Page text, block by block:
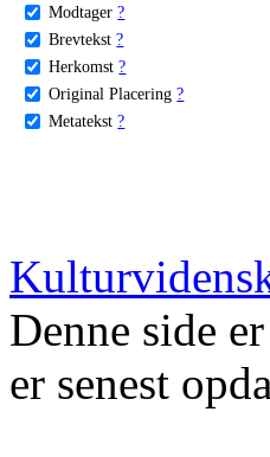
Modtager ?
Brevtekst ?
Herkomst ?
Original Placering ?
Metatekst ?
Denne side
er senest